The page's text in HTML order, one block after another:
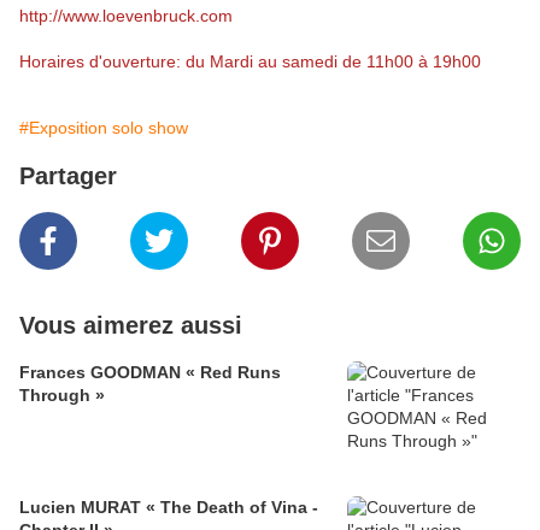
http://www.loevenbruck.com
Horaires d'ouverture: du Mardi au samedi de 11h00 à 19h00
#Exposition solo show
Partager
Vous aimerez aussi
Frances GOODMAN « Red Runs
Through »
Lucien MURAT « The Death of Vina -